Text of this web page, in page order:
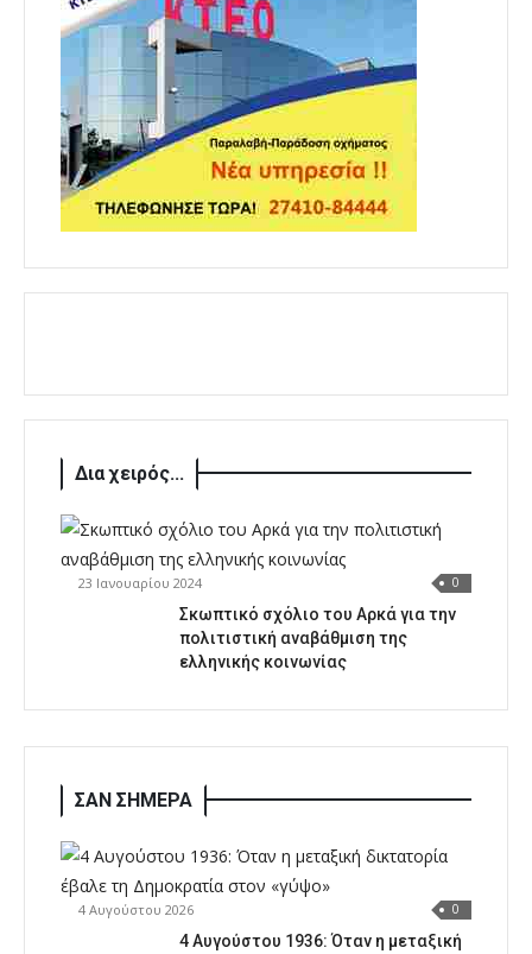
Δια χειρός...
23 Ιανουαρίου 2024 0
Σκωπτικό σχόλιο του Αρκά για την
πολιτιστική αναβάθμιση της
ελληνικής κοινωνίας
ΣΑΝ ΣΗΜΕΡΑ
4 Αυγούστου 2026 0
4 Αυγούστου 1936: Όταν η μεταξική